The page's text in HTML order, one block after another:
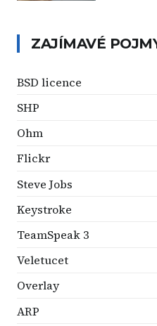
ZAJÍMAVÉ
BSD licence
SHP
Ohm
Flickr
Steve Jobs
Keystroke
TeamSpeak 3
Veletucet
Overlay
ARP